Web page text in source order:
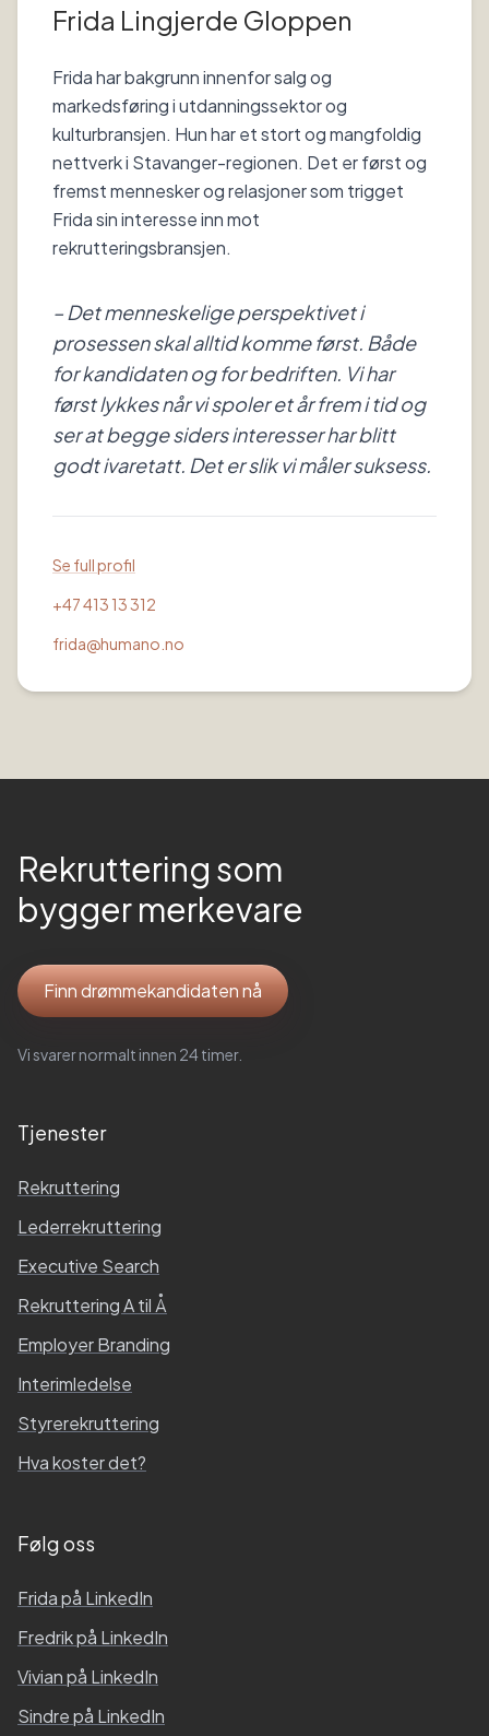
Frida Lingjerde Gloppen
Frida har bakgrunn innenfor salg og
markedsføring i utdanningssektor og
kulturbransjen. Hun har et stort og mangfoldig
nettverk i Stavanger-regionen. Det er først og
fremst mennesker og relasjoner som trigget
Frida sin interesse inn mot
rekrutteringsbransjen.
– Det menneskelige perspektivet i
prosessen skal alltid komme først. Både
for kandidaten og for bedriften. Vi har
først lykkes når vi spoler et år frem i tid og
ser at begge siders interesser har blitt
godt ivaretatt. Det er slik vi måler suksess.
Se full profil
+47 413 13 312
frida@humano.no
Rekruttering som
bygger merkevare
Finn drømmekandidaten nå
Vi svarer normalt innen 24 timer.
Tjenester
Rekruttering
Lederrekruttering
Executive Search
Rekruttering A til Å
Employer Branding
Interimledelse
Styrerekruttering
Hva koster det?
Følg oss
Fridapå LinkedIn
Fredrikpå LinkedIn
Vivianpå LinkedIn
Sindrepå LinkedIn